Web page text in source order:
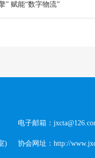
” 赋能“数字物流”
)
电子邮箱：
协会网址：http://